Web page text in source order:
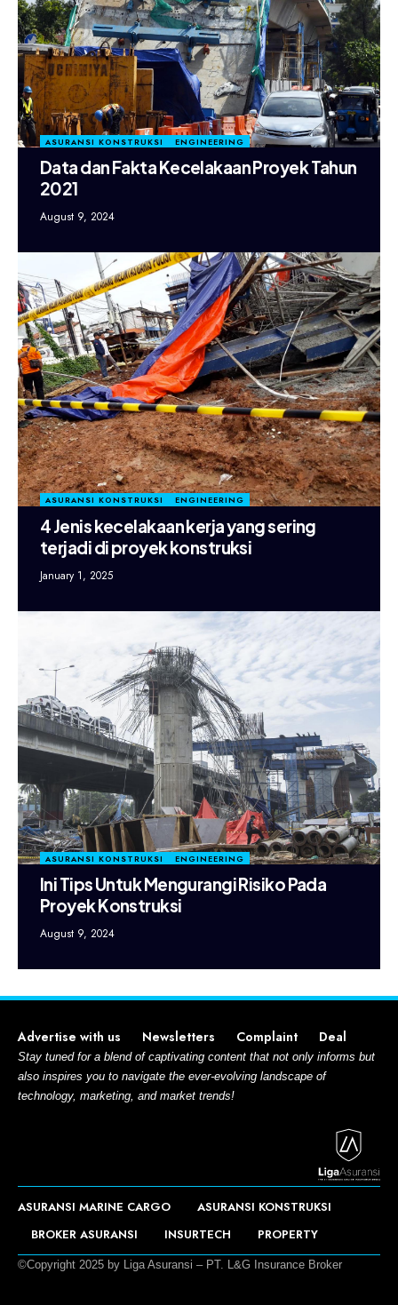
ASURANSI KONSTRUKSI ENGINEERING
Data dan Fakta Kecelakaan Proyek Tahun
2021
August 9, 2024
ASURANSI KONSTRUKSI ENGINEERING
4 Jenis kecelakaan kerja yang sering
terjadi di proyek konstruksi
January 1, 2025
ASURANSI KONSTRUKSI ENGINEERING
Ini Tips Untuk Mengurangi Risiko Pada
Proyek Konstruksi
August 9, 2024
Advertise with us Newsletters Complaint Deal
Stay tuned for a blend of captivating content that not only informs but
also inspires you to navigate the ever-evolving landscape of
technology, marketing, and market trends!
ASURANSI MARINE CARGO
ASURANSI KONSTRUKSI
BROKER ASURANSI
INSURTECH PROPERTY
©Copyright 2025 by Liga Asuransi – PT. L&G Insurance Broker